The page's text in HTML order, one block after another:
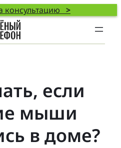
консультацию >
если
мыши
в доме?